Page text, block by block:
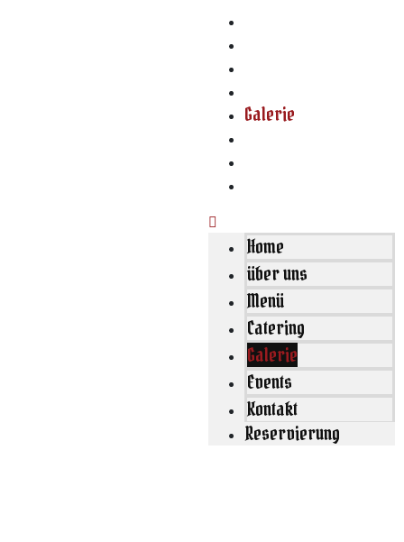
Galerie
Home
über uns
Menü
Catering
Galerie
Events
Kontakt
Reservierung